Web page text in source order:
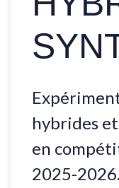
hybrides
en
2025-